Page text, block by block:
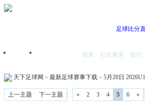
足球比分
首页 搜索 社区服务 银行
天下足球网 » 最新足球赛事下载 » 5月20日
上一主题 下一主题 « 2 3 4 5 6 »